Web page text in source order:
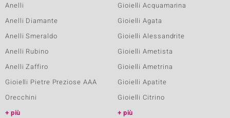
Anelli
Anelli Diamante
Anelli Smeraldo
Anelli Rubino
Anelli Zaffiro
Gioielli Pietre Preziose AAA
Orecchini
più
Gioielli Acquamarina
Gioielli Agata
Gioielli Alessandrite
Gioielli Ametista
Gioielli Ametrina
Gioielli Apatite
Gioielli Citrino
più